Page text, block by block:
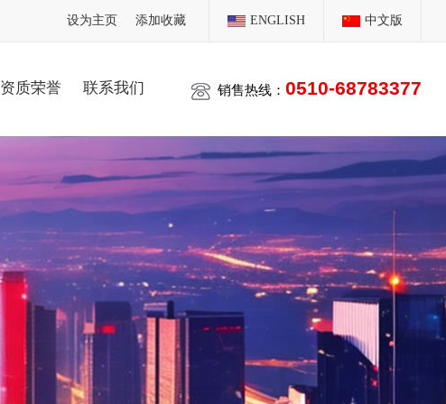
设为主页 添加收藏 ENGLISH 中文版
销售热线：0510-68783377
资质荣誉 联系我们